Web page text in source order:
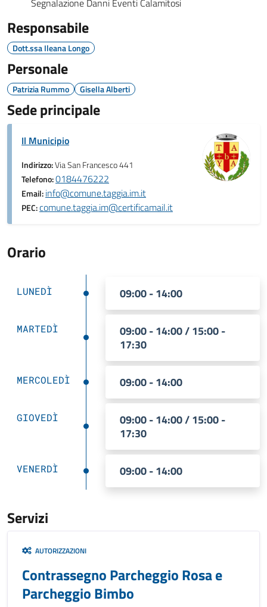
Segnalazione Danni Eventi Calamitosi
Responsabile
Dott.ssa Ileana Longo
Personale
Patrizia Rummo Gisella Alberti
Sede principale
Il Municipio
Indirizzo:Via San Francesco 441
Telefono:0184476222
Email:info@comune.taggia.im.it
PEC:comune.taggia.im@certificamail.it
Orario
LUNEDÌ 09:00 - 14:00
MARTEDÌ
09:00 - 14:00 / 15:00 -
17:30
MERCOLEDÌ 09:00 - 14:00
GIOVEDÌ
09:00 - 14:00 / 15:00 -
17:30
VENERDÌ 09:00 - 14:00
Servizi
AUTORIZZAZIONI
Contrassegno Parcheggio Rosa e
Parcheggio Bimbo